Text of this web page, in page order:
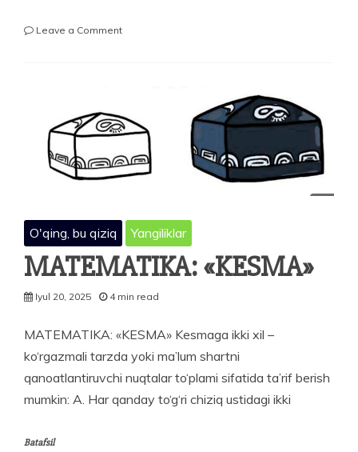
Leave a Commenton
O'qing, bu qiziq Yangiliklar
MATEMATIKA: «KESMA»
Iyul 20, 2025 4 min read
MATEMATIKA: «KESMA» Kesmaga ikki xil –
ko‘rgazmali tarzda yoki ma’lum shartni
qanoatlantiruvchi nuqtalar to‘plami sifatida ta’rif berish
mumkin: A. Har qanday to‘g‘ri chiziq ustidagi ikki
Batafsil